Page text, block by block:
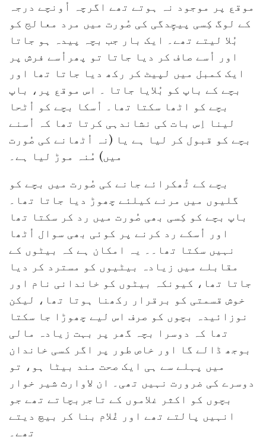
موقع پر موجود نہ ہوتے تھے اگرچہ اُونچے درجہ
کے لوگ کِسی پیچِدگی کی صُورت میں مرد معالج کو
بُلا لیتے تھے۔ ایک بار جب بچہ پیدہ ہو جاتا
اور اُسے صاف کر دیا جاتا تو پھراُسے فرش پر
ایک کمبل میں لپیٹ کر رکھ دیا جاتا تھا اور
بچے کے باپ کو بُلایا جاتا ۔ اس موقع پر، باپ
بچے کو اٹھا سکتا تھا۔ اُسکا بچے کو اُٹحا
لینا اِس بات کی نشاندہی کرتا تھا کہ اُسنے
بچے کو قبول کر لیا ہے یا (نہ اُٹھانے کی صُورت
میں) مُنہ موڑ لیا ہے۔
بچے کے ٹُھکرائے جانے کی صُورت میں بچے کو
گلیوں میں مرنے کیلئے چھوڑ دیا جاتا تھا۔
باپ بچے کو کِسی بھی صُورت میں رد کر سکتا تھا
اور اُسکے رد کرنے پر کوئی بھی سوال اُٹھا
نہیں سکتا تھا۔۔ یہ امکان ہے کہ بیٹوں کے
مقابلے میں زیادہ بیٹیوں کو مسترد کر دیا
جاتا تھا، کیونکہ بیٹوں کو خاندانی نام اور
خوش قسمتی کو برقرار رکھنا ہوتا تھا، لیکن
نوزائیدہ بچوں کو صرف اس لیے چھوڑا جا سکتا
تھا کہ دوسرا بچہ گھر پر بہت زیادہ مالی
بوجھ ڈالے گا اور خاص طور پر اگر کسی خاندان
میں پہلے سے ہی ایک صحت مند بیٹا ہو، تو
دوسرے کی ضرورت نہیں تھی۔ ان لاوارث شیر خوار
بچوں کو اکثر غلاموں کے تاجربچاتے تھے جو
انہیں پالتے تھے اور غُلام بنا کر بیچ دیتے
تھے۔